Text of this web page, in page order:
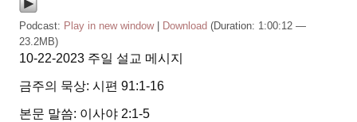
Podcast: Play in new window| Download (Duration: 1:00:12 —
23.2MB)
10-22-2023 주일 설교 메시지
금주의 묵상: 시편 91:1-16
본문 말씀: 이사야 2:1-5